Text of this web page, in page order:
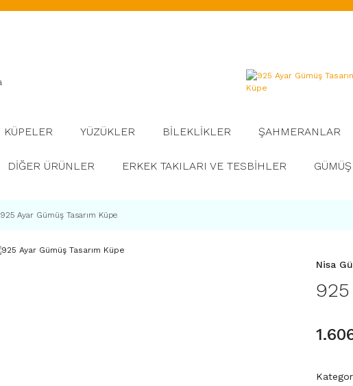
KÜPELER YÜZÜKLER BİLEKLİKLER ŞAHMERANLAR
DİĞER ÜRÜNLER ERKEK TAKILARI VE TESBİHLER
925 Ayar Gümüş Tasarım Küpe
Nisa